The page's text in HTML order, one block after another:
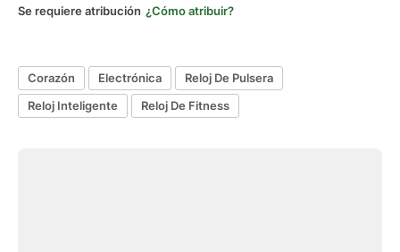
Se requiere atribución ¿Cómo atribuir?
Corazón Electrónica
Reloj De Pulsera
Reloj Inteligente
Reloj De Fitness